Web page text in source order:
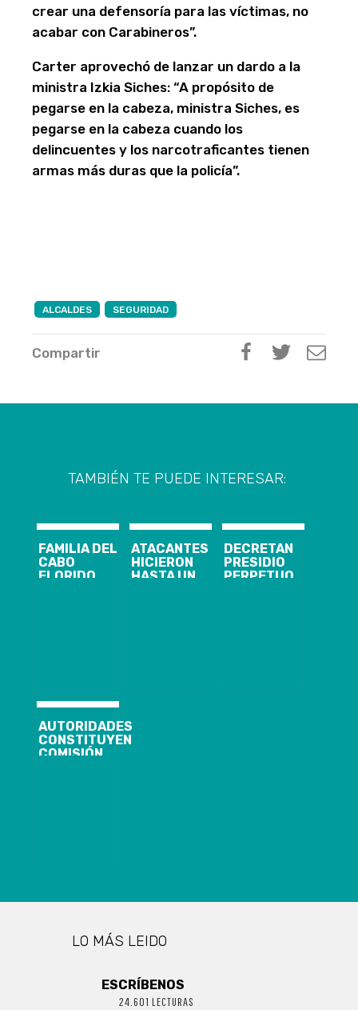
crear una defensoría para las víctimas, no
acabar con Carabineros”.
Carter aprovechó de lanzar un dardo a la
ministra Izkia Siches: “A propósito de
pegarse en la cabeza, ministra Siches, es
pegarse en la cabeza cuando los
delincuentes y los narcotraficantes tienen
armas más duras que la policía”.
ALCALDES SEGURIDAD
Compartir
TAMBIÉN TE PUEDE INTERESAR:
FAMILIA DEL
CABO
FLORIDO
ATACANTES
HICIERON
HASTA UN
DECRETAN
PRESIDIO
PERPETUO
AUTORIDADES
CONSTITUYEN
COMISIÓN
LO MÁS LEIDO
ESCRÍBENOS
24.601 LECTURAS